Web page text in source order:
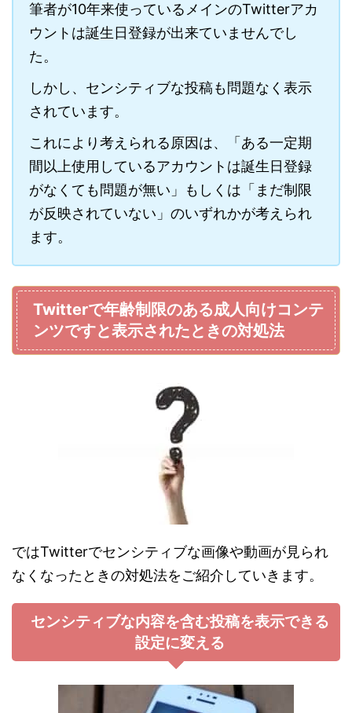
筆者が10年来使っているメインのTwitterアカ
ウントは誕生日登録が出来ていませんでし
た。
しかし、センシティブな投稿も問題なく表示
されています。
これにより考えられる原因は、「ある一定期
間以上使用しているアカウントは誕生日登録
がなくても問題が無い」もしくは「まだ制限
が反映されていない」のいずれかが考えられ
ます。
Twitterで年齢制限のある成人向けコンテ
ンツですと表示されたときの対処法
ではTwitterでセンシティブな画像や動画が見られ
なくなったときの対処法をご紹介していきます。
センシティブな内容を含む投稿を表示できる
設定に変える